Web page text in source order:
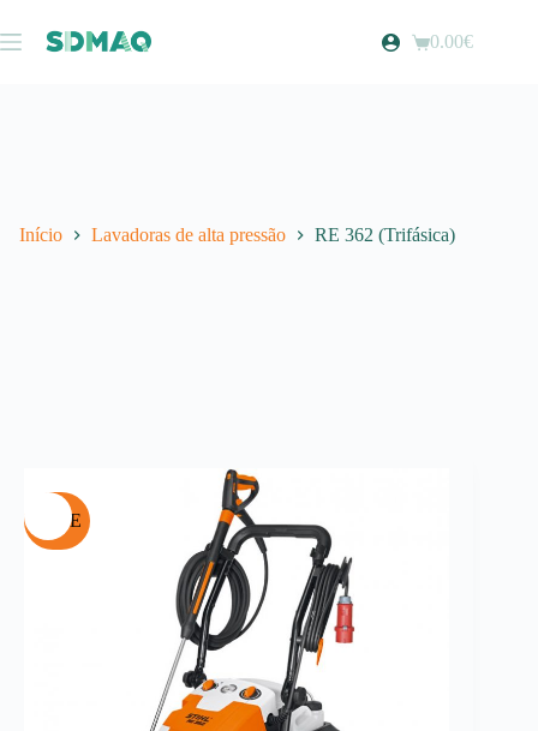
para
o
Carrinho
0.00€
Início Lavadoras de alta pressão RE 362 (Trifásica)
SALE